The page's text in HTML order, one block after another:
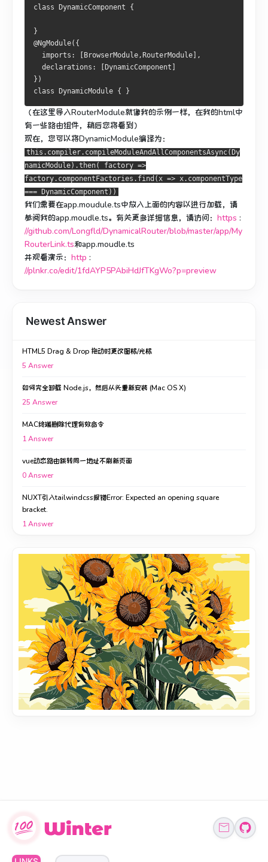
class
DynamicComponent {
}
@NgModule({
  imports
: BrowserModule, RouterModule ],
  declarations
: DynamicComponent
})
class
DynamicModule { }
（在这里导入RouterModule就像我的示例一样，在我的html中
有一些路由组件，稍后您将看到）
现在，您可以将DynamicModule编译为：
this.compiler.compileModuleAndAllComponentsAsync(Dy
namicModule).then( factory =>
factory.componentFactories.find(x => x.componentType
=== DynamicComponent))
我们需要在app.moudule.ts中放入上面的内容以进行加载，请
参阅我的app.moudle.ts。 有关更多详细信息，请访问： https :
//github.com/Longfld/DynamicalRouter/blob/master/app/My
RouterLink.ts和app.moudle.ts
并观看演示： http :
//plnkr.co/edit/1fdAYP5PAbiHdJfTKgWo?p=preview
Newest Answer
HTML5 Drag & Drop 拖动时更改图标/光标
5 Answer
如何完全卸载 Node.js，然后从头重新安装 (Mac OS X)
25 Answer
MAC终端删除代理有效命令
1Answer
vue动态路由跳转同一地址不刷新页面
0Answer
NUXT引入tailwindcss报错Error: Expected an opening square
bracket.
1Answer